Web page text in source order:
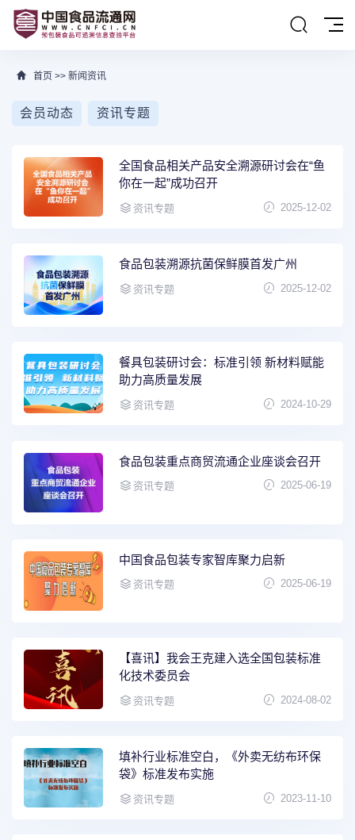
首页 >> 新闻资讯
会员动态 资讯专题
全国食品相关产品安全溯源研讨会在“鱼
你在一起”成功召开
资讯专题 2025-12-02
食品包装溯源抗菌保鲜膜首发广州
资讯专题 2025-12-02
餐具包装研讨会：标准引领 新材料赋能
助力高质量发展
资讯专题 2024-10-29
食品包装重点商贸流通企业座谈会召开
资讯专题 2025-06-19
中国食品包装专家智库聚力启新
资讯专题 2025-06-19
【喜讯】我会王克建入选全国包装标准
化技术委员会
资讯专题 2024-08-02
填补行业标准空白，《外卖无纺布环保
袋》标准发布实施
资讯专题 2023-11-10